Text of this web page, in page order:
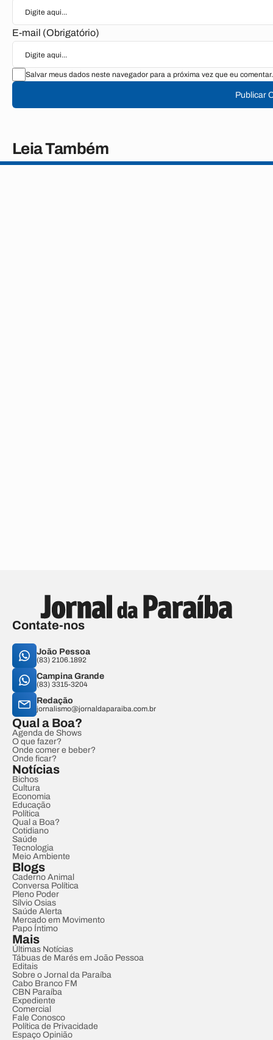
E-mail (Obrigatório)
Salvar meus dados neste navegador para a próxima vez que eu comentar.
Publicar
Leia Também
Contate-nos
João Pessoa
(83) 2106.1892
Campina Grande
(83) 3315-3204
Redação
jornalismo@jornaldaparaiba.com.br
Qual a Boa?
Agenda de Shows
O que fazer?
Onde comer e beber?
Onde ficar?
Notícias
Bichos
Cultura
Economia
Educação
Política
Qual a Boa?
Cotidiano
Saúde
Tecnologia
Meio Ambiente
Blogs
Caderno Animal
Conversa Política
Pleno Poder
Sílvio Osias
Saúde Alerta
Mercado em Movimento
Papo Íntimo
Mais
Últimas Notícias
Tábuas de Marés em João Pessoa
Editais
Sobre o Jornal da Paraíba
Cabo Branco FM
CBN Paraíba
Expediente
Comercial
Fale Conosco
Política de Privacidade
Espaço Opinião